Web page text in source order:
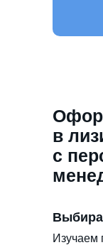
Изучаем
в
с